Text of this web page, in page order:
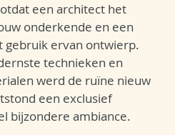
een architect het
onderkende en een
gebruik ervan ontwierp.
technieken en
werd de ruïne nieuw
een exclusief
bijzondere ambiance.